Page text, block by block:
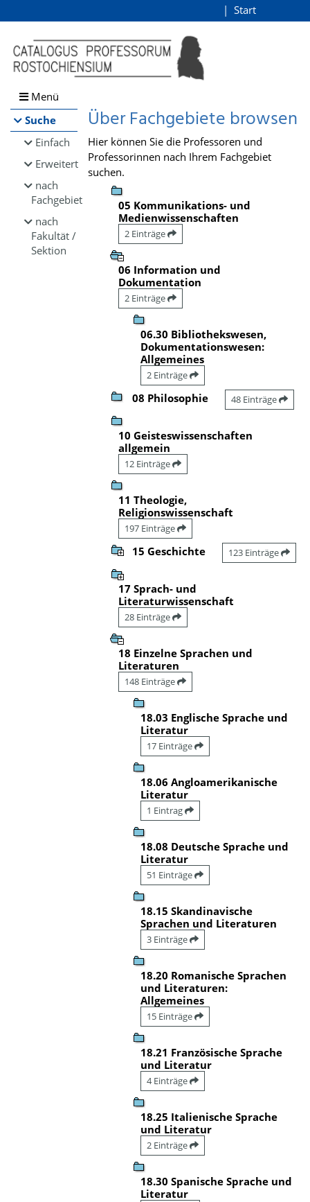
Browsen
direkt zum Inhalt
Start
Menü
Suche
Einfach
Erweitert
nach
Fachgebiet
nach
Fakultät /
Sektion
Über Fachgebiete browsen
Hier können Sie die Professoren und
Professorinnen nach Ihrem Fachgebiet
suchen.
05 Kommunikations- und
Medienwissenschaften
2 Einträge
06 Information und
Dokumentation
2 Einträge
06.30 Bibliothekswesen,
Dokumentationswesen:
Allgemeines
2 Einträge
08 Philosophie 48 Einträge
10 Geisteswissenschaften
allgemein
12 Einträge
11 Theologie,
Religionswissenschaft
197 Einträge
15 Geschichte 123 Einträge
17 Sprach- und
Literaturwissenschaft
28 Einträge
18 Einzelne Sprachen und
Literaturen
148 Einträge
18.03 Englische Sprache und
Literatur
17 Einträge
18.06 Angloamerikanische
Literatur
1 Eintrag
18.08 Deutsche Sprache und
Literatur
51 Einträge
18.15 Skandinavische
Sprachen und Literaturen
3 Einträge
18.20 Romanische Sprachen
und Literaturen:
Allgemeines
15 Einträge
18.21 Französische Sprache
und Literatur
4 Einträge
18.25 Italienische Sprache
und Literatur
2 Einträge
18.30 Spanische Sprache und
Literatur